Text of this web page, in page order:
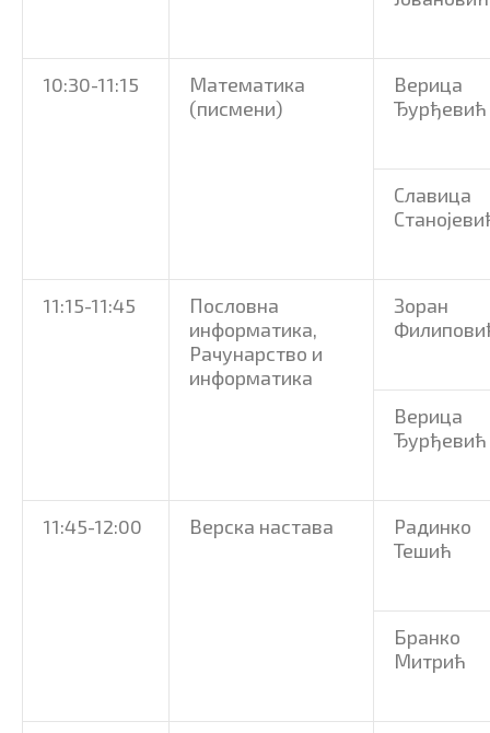
10:30-11:15
Математика
(писмени)
Верица
Ђурђевић
Славица
11:15-11:45
Пословна
информатика,
Рачунарство и
информатика
Зоран
Верица
Ђурђевић
11:45-12:00 Верска настава
Радинко
Тешић
Бранко
Митрић